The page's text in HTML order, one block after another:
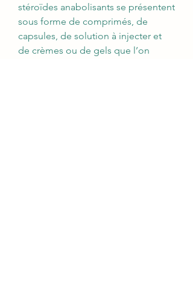
stéroïdes anabolisants se présentent
sous forme de comprimés, de
capsules, de solution à injecter et
de crèmes ou de gels que l’on